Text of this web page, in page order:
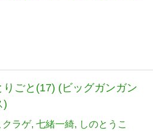
りごと(17) (ビッグガンガン
)
クラゲ 七緒一綺 しのとうこ